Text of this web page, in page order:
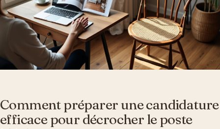
Comment préparer une candidature
efficace pour décrocher le poste